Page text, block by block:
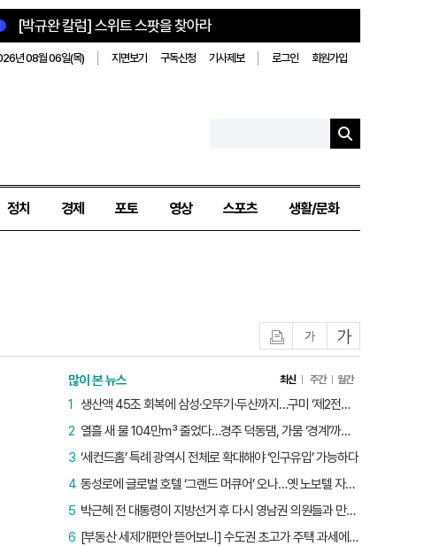
[박규완 칼럼] 스위트 스팟을 찾아라
년 08월 06일(목) 지면보기 구독신청 기사제보 로그인 회원가입
정치 경제 포토 영상 스포츠 생활/문화
글자작게글자크게
많이 본 뉴스 최신 주간 월간
생산액 45조 회복에 삼성·오뚜기·두산까지…구미 ‘제2전성기’ 시작됐다
1
열흘 새 물 104만㎥ 줄었다…경주 덕동댐, 가뭄 ‘경계’까지 5.7%p
2
‘세컨드홈’ 특례 광역시 전체로 확대해야 ‘인구유입’ 가능하다
3
동성로에 글로벌 호텔 ‘그랜드 머큐어’ 오나…옛 노보텔 자리 사무실 개설
4
박근혜 전 대통령이 지방선거 후 다시 영남권 의원들과 만난 이유는?
5
[부동산 세제개편안 뜯어보니] 수도권 초고가 주택 과세에만 초점…침체된 지방 부동산 대책은 없다
6